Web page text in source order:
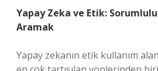
Yapay Zeka ve Etik:
Aramak
Yapay zekanın etik kullanım